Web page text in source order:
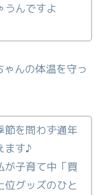
うんですよ
んの体温を守っ
節を問わず通年
ます♪
が子育て中「買
位グッズのひと